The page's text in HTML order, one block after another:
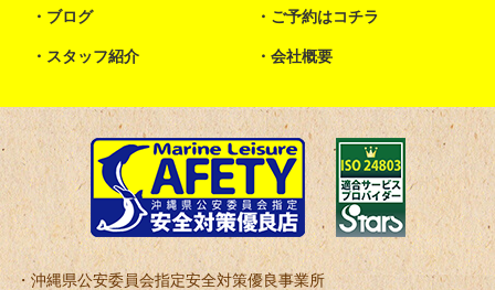
ブログ ご予約はコチラ
スタッフ紹介 会社概要
沖縄県公安委員会指定安全対策優良事業所